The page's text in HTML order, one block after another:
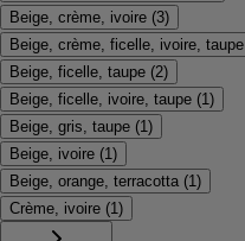
Beige, crème, ivoire (3)
Beige, crème, ficelle, ivoire, taupe
Beige, ficelle, taupe (2)
Beige, ficelle, ivoire, taupe (1 )
Beige, gris, taupe (1 )
Beige, ivoire (1 )
Beige, orange, terracotta (1 )
Crème, ivoire (1 )